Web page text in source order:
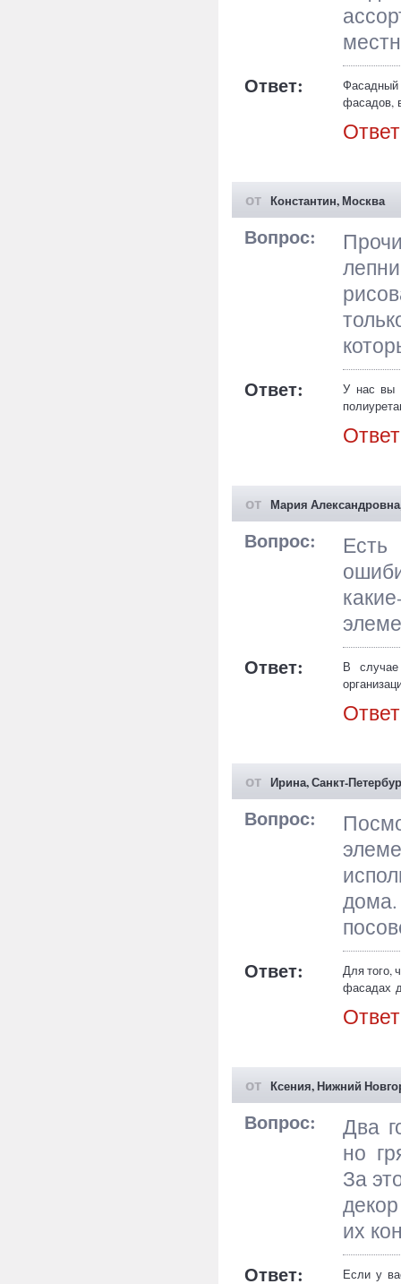
Ответ:
Фасадный
фасадов,
от Константин, Москва
Вопрос:
Ответ:
У нас вы
от Мария
Вопрос:
Есть
Ответ:
В
то
от Ирина, Санкт-
Вопрос:
Ответ:
Для того,
фасадах
от Ксения, Нижний
Вопрос:
Два
но
За
их
Ответ:
Если у